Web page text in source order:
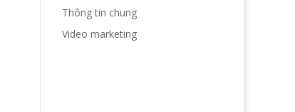
Thông tin chung
Video marketing